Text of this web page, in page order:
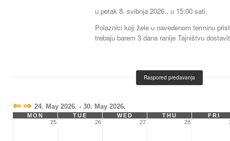
u petak 8. svibnja 2026., u 15:00 sati.
Polaznici koji žele u navedenom terminu
trebaju barem 3 dana ranije Tajništvu
Raspored predavanja
⇐ ⇒ 24. May 2026. - 30. May 2026.
MON TUE WED THU
FRI
25
26 27 28